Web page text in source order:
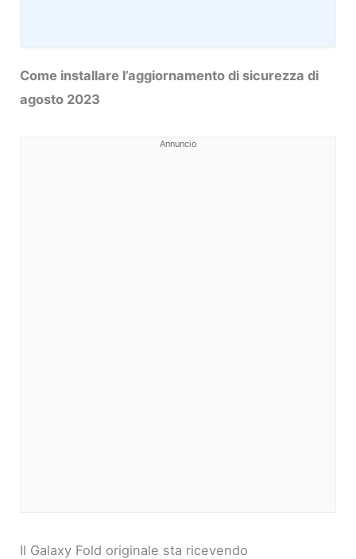
Come installare l’aggiornamento di sicurezza di
agosto 2023
Annuncio
Il Galaxy Fold originale sta ricevendo